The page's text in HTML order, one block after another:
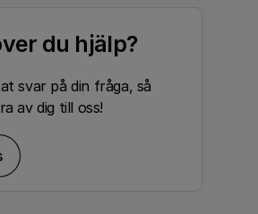
du hjälp?
svar på din fråga, så
av dig till oss!